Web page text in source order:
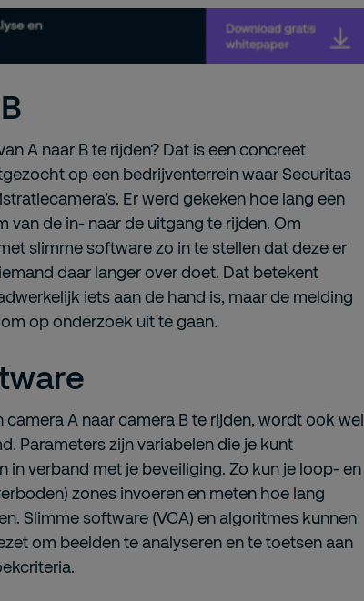
A naar B te rijden? Dat is een concreet
op een bedrijventerrein waar Securitas
Er werd gekeken hoe lang een
van de in- naar de uitgang te rijden. Om
slimme software zo in te stellen dat deze er
daar langer over doet. Dat betekent
iets aan de hand is, maar de melding
op onderzoek uit te gaan.
A naar camera B te rijden, wordt ook wel
Parameters zijn variabelen die je kunt
in verband met je beveiliging. Zo kun je loop- en
zones invoeren en meten hoe lang
Slimme software (VCA) en algoritmes kunnen
om beelden te analyseren en te toetsen aan